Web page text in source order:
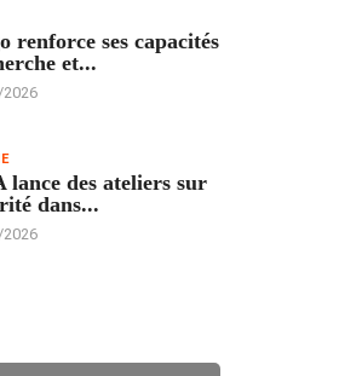
renforce ses capacités
et...
lance des ateliers sur
dans...